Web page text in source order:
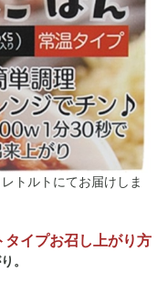
トルトにてお届けしま
イプお召し上がり方
。